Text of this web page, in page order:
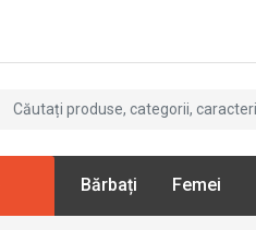
Bărbați Femei